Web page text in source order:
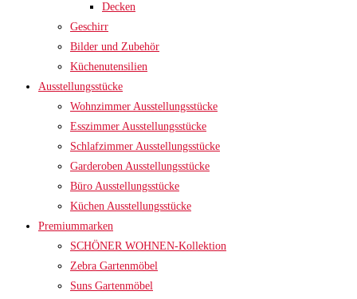
Decken
Geschirr
Bilder und Zubehör
Küchenutensilien
Ausstellungsstücke
Wohnzimmer Ausstellungsstücke
Esszimmer Ausstellungsstücke
Schlafzimmer Ausstellungsstücke
Garderoben Ausstellungsstücke
Büro Ausstellungsstücke
Küchen Ausstellungsstücke
Premiummarken
SCHÖNER WOHNEN-Kollektion
Zebra Gartenmöbel
Suns Gartenmöbel